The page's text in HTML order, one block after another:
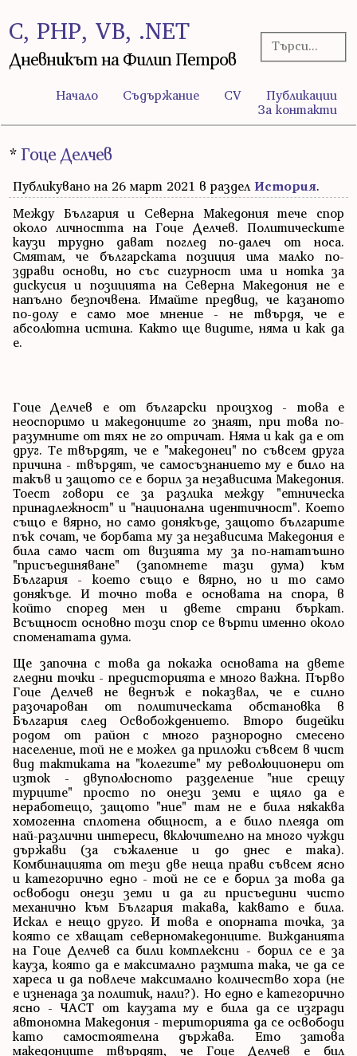
C, PHP, VB, .NET
Дневникът на Филип Петров
Начало Съдържание CV
Публикации
За контакти
* Гоце Делчев
Публикувано на 26 март 2021 в раздел История.
Между България и Северна Македония тече спор
около личността на Гоце Делчев. Политическите
каузи трудно дават поглед по-далеч от носа.
Смятам, че българската позиция има малко по-
здрави основи, но със сигурност има и нотка за
дискусия и позицията на Северна Македония не е
напълно безпочвена. Имайте предвид, че казаното
по-долу е само мое мнение - не твърдя, че е
абсолютна истина. Както ще видите, няма и как да
е.
Гоце Делчев е от български произход - това е
неоспоримо и македонците го знаят, при това по-
разумните от тях не го отричат. Няма и как да е от
друг. Те твърдят, че е "македонец" по съвсем друга
причина - твърдят, че самосъзнанието му е било на
такъв и защото се е борил за независима Македония.
Тоест говори се за разлика между "етническа
принадлежност" и "национална идентичност". Което
също е вярно, но само донякъде, защото българите
пък сочат, че борбата му за независима Македония е
била само част от визията му за по-нататъшно
"присъединяване" (запомнете тази дума) към
България - което също е вярно, но и то само
донякъде. И точно това е основата на спора, в
който според мен и двете страни бъркат.
Всъщност основно този спор се върти именно около
споменатата дума.
Ще започна с това да покажа основата на двете
гледни точки - предисторията е много важна. Първо
Гоце Делчев не веднъж е показвал, че е силно
разочарован от политическата обстановка в
България след Освобождението. Второ бидейки
родом от район с много разнородно смесено
население, той не е можел да приложи съвсем в чист
вид тактиката на "колегите" му революционери от
изток - двуполюсното разделение "ние срещу
турците" просто по онези земи е щяло да е
неработещо, защото "ние" там не е била някаква
хомогенна сплотена общност, а е било плеяда от
най-различни интереси, включително на много чужди
държави (за съжаление и до днес е така).
Комбинацията от тези две неща прави съвсем ясно
и категорично едно - той не се е борил за това да
освободи онези земи и да ги присъедини чисто
механично към България такава, каквато е била.
Искал е нещо друго. И това е опорната точка, за
която се хващат северномакедонците. Вижданията
на Гоце Делчев са били комплексни - борил се е за
кауза, която да е максимално размита така, че да се
хареса и да повлече максимално количество хора (не
е изненада за политик, нали?). Но едно е категорично
ясно - ЧАСТ от каузата му е била да се изгради
автономна Македония - територията да се освободи
като самостоятелна държава. Ето затова
македонците твърдят, че Гоце Делчев е бил